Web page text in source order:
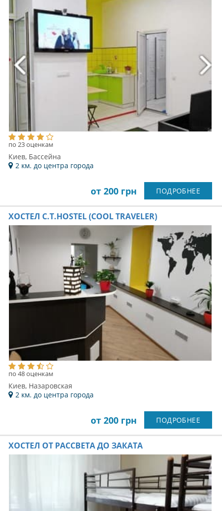
по 23 оценкам
Киев, Бассейна
2 км. до центра города
от 200 грн ПОДРОБНЕЕ
ХОСТЕЛ C.T.HOSTEL (COOL TRAVELER)
по 48 оценкам
Киев, Назаровская
2 км. до центра города
от 200 грн ПОДРОБНЕЕ
ХОСТЕЛ ОТ РАССВЕТА ДО ЗАКАТА